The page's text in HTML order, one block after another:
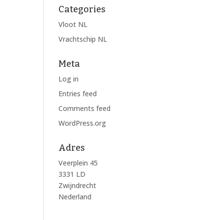
Categories
Vloot NL
Vrachtschip NL
Meta
Log in
Entries feed
Comments feed
WordPress.org
Adres
Veerplein 45
3331 LD
Zwijndrecht
Nederland